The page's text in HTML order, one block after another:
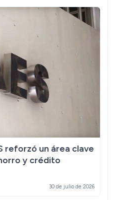
reforzó un área clave
y crédito
30 de julio de 2026